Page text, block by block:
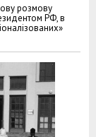
розмову
РФ, в